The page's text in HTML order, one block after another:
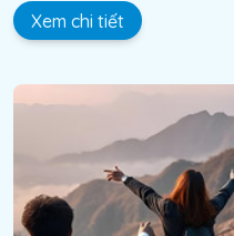
Xem chi tiết